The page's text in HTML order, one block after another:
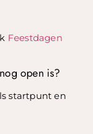
Feestdagen
open is?
startpunt en